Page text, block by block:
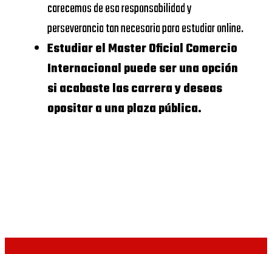
Centros dónde
Master Oficial
Comercio
Internacional
de forma presencial, si
UNIVERSIDAD
CALORS III
UNIVERSIDAD
COMPLUTENSE
SCHOOL
carecemos de esa responsabilidad y
perseverancia tan necesaria para estudiar online.
Estudiar el Master Oficial Comercio
Internacional puede ser una opción
si acabaste las carrera y deseas
opositar a una plaza pública.